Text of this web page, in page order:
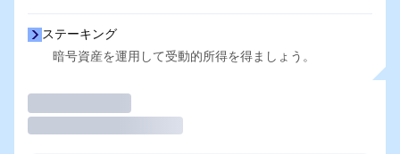
ステーキング
暗号資産を運用して受動的所得を得ましょう。